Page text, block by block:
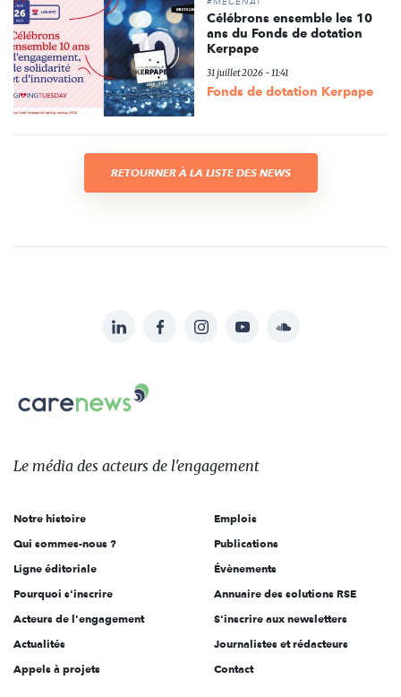
Célébrons ensemble les 10
ans du Fonds de dotation
Kerpape
31 juillet 2026 - 11:41
Fonds de dotation Kerpape
RETOURNER À LA LISTE DES NEWS
sur:
LinkedInFacebookInstagramYouTubeSoundcloud
Carenews,
Le
des
l'engagement
Le média des acteurs de l'engagement
Notre histoire
Qui sommes-nous ?
Ligne éditoriale
Pourquoi s'inscrire
Acteurs de l'engagement
Actualités
Appels à projets
Emplois
Publications
Évènements
Annuaire des solutions RSE
S'inscrire aux newsletters
Journalistes et rédacteurs
Contact